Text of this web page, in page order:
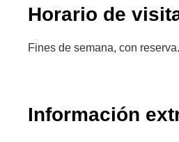
Horario de
Fines de semana, con reserva.
Información